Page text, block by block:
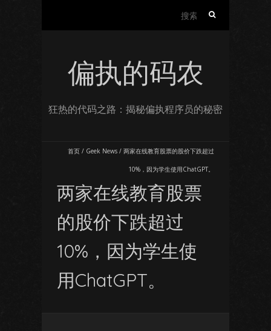
偏执的码农
狂热的代码之路：揭秘偏执程序员的秘密
首页 / Geek News / 两家在线教育股票的股价下跌超过
10%，因为学生使用ChatGPT。
两家在线教育股票
的股价下跌超过
10%，因为学生使
用ChatGPT。